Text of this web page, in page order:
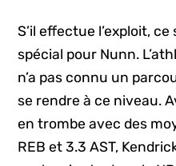
S’il effectue l’exploit,
spécial pour Nunn.
n’a pas connu un
se rendre à ce niveau.
en trombe avec des
REB et 3.3 AST,